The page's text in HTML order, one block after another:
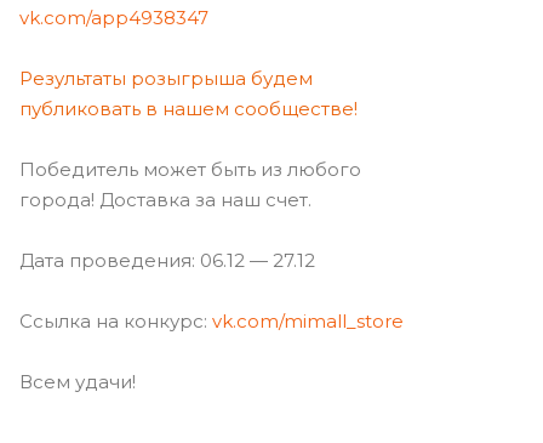
vk.com/app4938347
Результаты розыгрыша будем
публиковать в нашем сообществе!
Победитель может быть из любого
города! Доставка за наш счет.
Дата проведения: 06.12 — 27.12
Ссылка на конкурс: vk.com/mimall_store
Всем удачи!